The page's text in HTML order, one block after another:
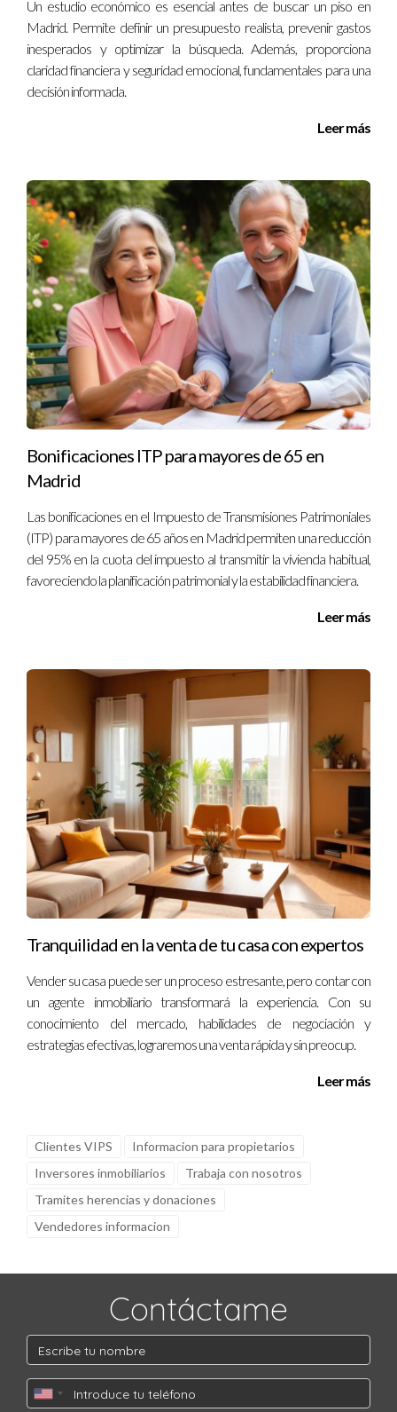
contrato?
Sí, es legal siempre y cuando ambas partes estén de acuerdo
con los términos establecidos.
ofrecerte asesoramiento experto y ayudarte a evitar errores
comunes durante el proceso de compra o venta. Recuerda
que estoy aquí para resolver cualquier duda o inquietud que
puedas tener sobre el proceso inmobiliario. ¡No dudes en
contactarme!
Un estudio económico es esencial antes de buscar un piso en
Madrid. Permite definir un presupuesto realista, prevenir gastos
inesperados y optimizar la búsqueda. Además, proporciona
claridad financiera y seguridad emocional, fundamentales para una
decisión informada.
Leer más
Bonificaciones ITP para mayores de 65 en
Madrid
Las bonificaciones en el Impuesto de Transmisiones Patrimoniales
(ITP) para mayores de 65 años en Madrid permiten una reducción
del 95% en la cuota del impuesto al transmitir la vivienda habitual,
favoreciendo la planificación patrimonial y la estabilidad financiera.
Leer más
Tranquilidad en la venta de tu casa con expertos
Vender su casa puede ser un proceso estresante, pero contar con
un agente inmobiliario transformará la experiencia. Con su
conocimiento del mercado, habilidades de negociación y
estrategias efectivas, lograremos una venta rápida y sin preocup.
Leer más
Clientes VIPS
Informacion para propietarios
Inversores inmobiliarios
Trabaja con nosotros
Tramites herencias y donaciones
Vendedores informacion
Contáctame